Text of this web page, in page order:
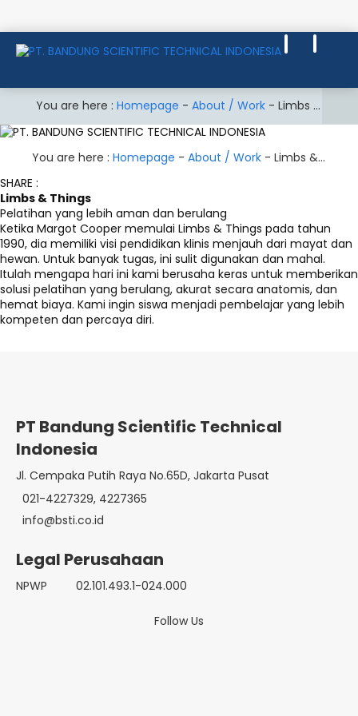
You are here : Homepage - About / Work - Limbs & Things
You are here : Homepage - About / Work - Limbs & Things
SHARE :
Limbs & Things
Pelatihan yang lebih aman dan berulang
Ketika Margot Cooper memulai Limbs & Things pada tahun
1990, dia memiliki visi pendidikan klinis menjauh dari mayat dan
hewan. Untuk banyak tugas, ini sulit digunakan dan mahal.
Itulah mengapa hari ini kami berusaha keras untuk memberikan
solusi pelatihan yang berulang, akurat secara anatomis, dan
hemat biaya. Kami ingin siswa menjadi pembelajar yang lebih
kompeten dan percaya diri.
PT Bandung Scientific Technical
Indonesia
Jl. Cempaka Putih Raya No.65D, Jakarta Pusat
021-4227329, 4227365
info@bsti.co.id
Legal Perusahaan
NPWP 02.101.493.1-024.000
Follow Us